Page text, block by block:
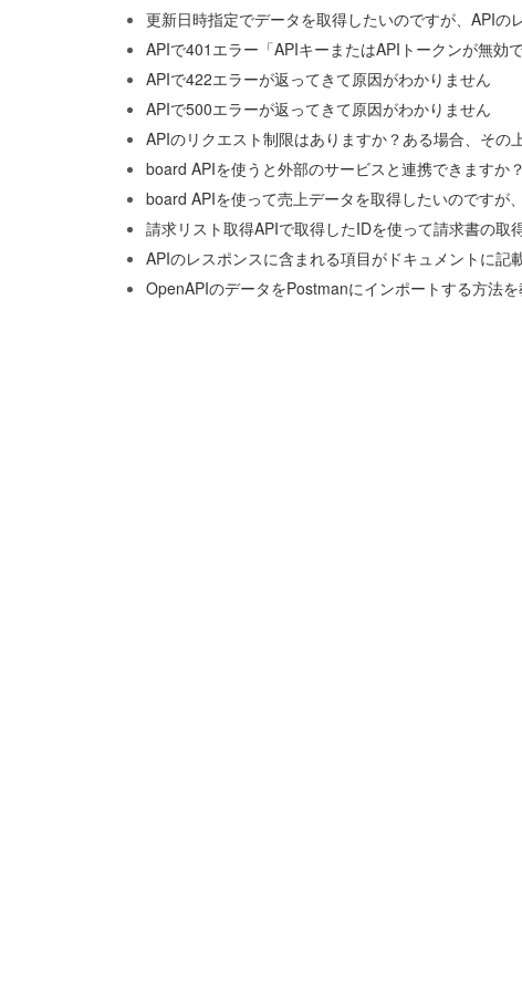
更新日時指定でデータを取得したいのですが、API
APIで401エラー「APIキーまたはAPIトークンが無効
APIで422エラーが返ってきて原因がわかりません
APIで500エラーが返ってきて原因がわかりません
APIのリクエスト制限はありますか？ある場合、その
board APIを使うと外部のサービスと連携できますか？
board APIを使って売上データを取得したいのですが
請求リスト取得APIで取得したIDを使って請求書の取
APIのレスポンスに含まれる項目がドキュメントに記
OpenAPIのデータをPostmanにインポートする方法